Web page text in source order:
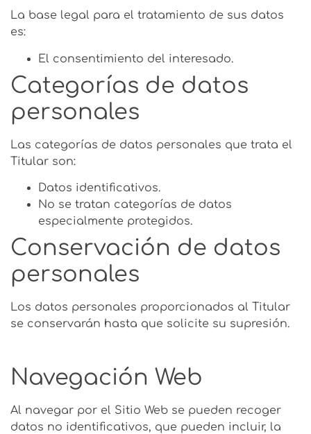
La base legal para el tratamiento de sus datos
es:
El consentimiento del interesado.
Categorías de datos
personales
Las categorías de datos personales que trata el
Titular son:
Datos identificativos.
No se tratan categorías de datos
especialmente protegidos.
Conservación de datos
personales
Los datos personales proporcionados al Titular
se conservarán hasta que solicite su supresión.
Navegación Web
Al navegar por el Sitio Web se pueden recoger
datos no identificativos, que pueden incluir, la